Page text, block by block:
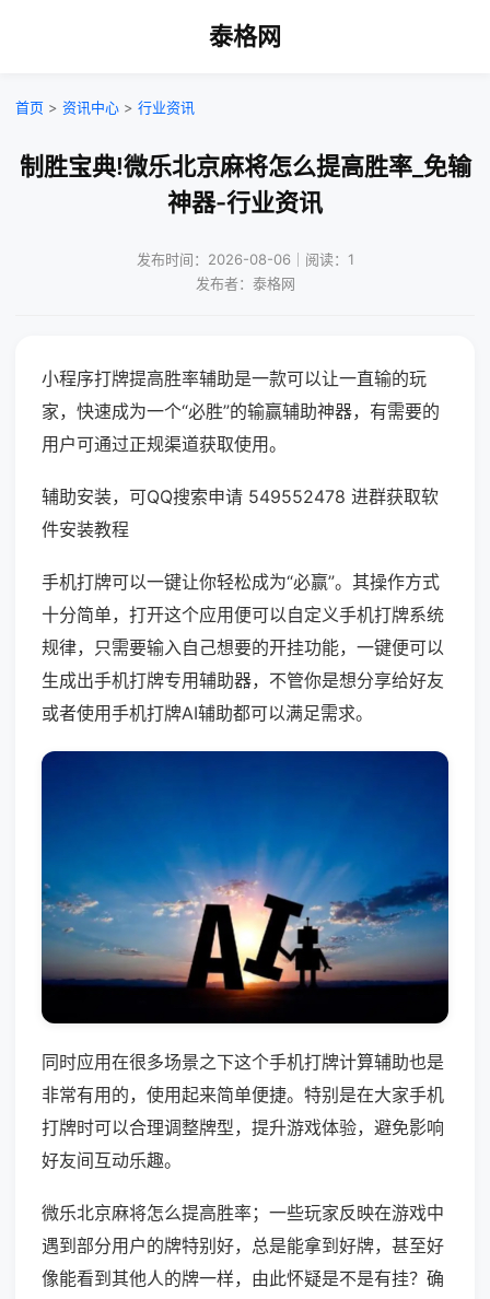
泰格网
首页 > 资讯中心 > 行业资讯
制胜宝典!微乐北京麻将怎么提高胜率_免输
神器-行业资讯
发布时间：2026-08-06｜阅读：1
发布者：泰格网
小程序打牌提高胜率辅助是一款可以让一直输的玩
家，快速成为一个“必胜”的输赢辅助神器，有需要的
用户可通过正规渠道获取使用。
辅助安装，可QQ搜索申请 549552478 进群获取软
件安装教程
手机打牌可以一键让你轻松成为“必赢”。其操作方式
十分简单，打开这个应用便可以自定义手机打牌系统
规律，只需要输入自己想要的开挂功能，一键便可以
生成出手机打牌专用辅助器，不管你是想分享给好友
或者使用手机打牌AI辅助都可以满足需求。
同时应用在很多场景之下这个手机打牌计算辅助也是
非常有用的，使用起来简单便捷。特别是在大家手机
打牌时可以合理调整牌型，提升游戏体验，避免影响
好友间互动乐趣。
微乐北京麻将怎么提高胜率；一些玩家反映在游戏中
遇到部分用户的牌特别好，总是能拿到好牌，甚至好
像能看到其他人的牌一样，由此怀疑是不是有挂？确